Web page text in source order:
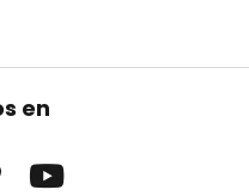
en